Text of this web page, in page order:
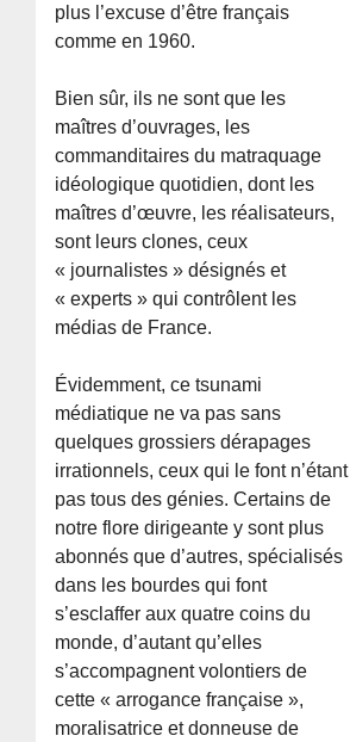
plus l’excuse d’être français
comme en 1960.
Bien sûr, ils ne sont que les
maîtres d’ouvrages, les
commanditaires du matraquage
idéologique quotidien, dont les
maîtres d’œuvre, les réalisateurs,
sont leurs clones, ceux
« journalistes » désignés et
« experts » qui contrôlent les
médias de France.
Évidemment, ce tsunami
médiatique ne va pas sans
quelques grossiers dérapages
irrationnels, ceux qui le font n’étant
pas tous des génies. Certains de
notre flore dirigeante y sont plus
abonnés que d’autres, spécialisés
dans les bourdes qui font
s’esclaffer aux quatre coins du
monde, d’autant qu’elles
s’accompagnent volontiers de
cette « arrogance française »,
moralisatrice et donneuse de